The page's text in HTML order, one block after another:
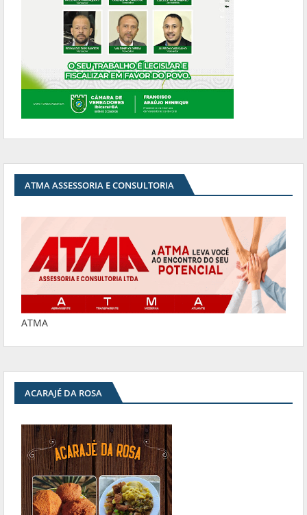
ATMA ASSESSORIA E CONSULTORIA
ATMA
ACARAJÉ DA ROSA